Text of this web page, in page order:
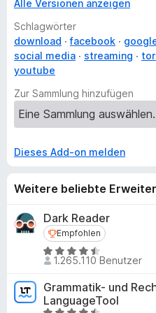
Alle Versionen anzeigen
Schlagwörter
download
facebook
social media
streaming
youtube
Zur Sammlung hinzufügen
Dieses Add-on melden
Weitere beliebte
Dark Reader
Empfohlen
Empfohlen
B
e
w
e
1.265.110 Benutzer
Grammatik- und
LanguageTool